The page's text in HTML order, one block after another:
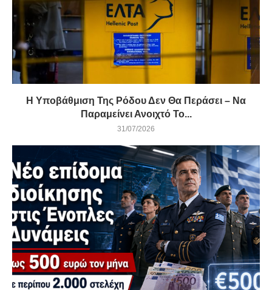
Η Υποβάθμιση Της Ρόδου Δεν Θα Περάσει – Να
Παραμείνει Ανοιχτό Το...
31/07/2026